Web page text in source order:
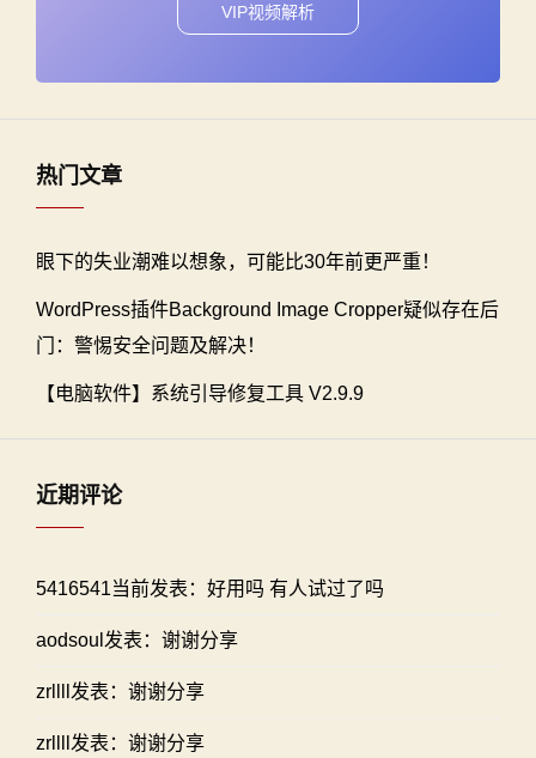
VIP视频解析
热门文章
眼下的失业潮难以想象，可能比30年前更严重！
WordPress插件Background Image Cropper疑似存在后
门：警惕安全问题及解决！
【电脑软件】系统引导修复工具 V2.9.9
近期评论
5416541当前发表：好用吗 有人试过了吗
aodsoul发表：谢谢分享
zrllll发表：谢谢分享
zrllll发表：谢谢分享